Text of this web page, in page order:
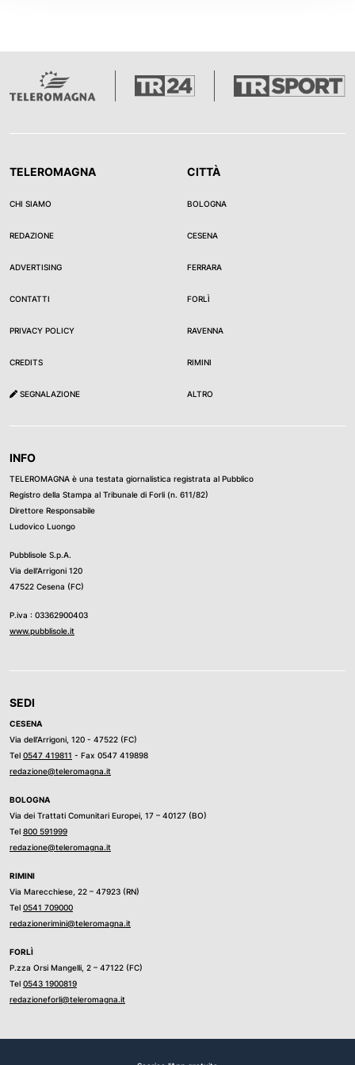
TELEROMAGNA
CHI SIAMO
REDAZIONE
ADVERTISING
CONTATTI
PRIVACY POLICY
CREDITS
SEGNALAZIONE
CITTÀ
BOLOGNA
CESENA
FERRARA
FORLÌ
RAVENNA
RIMINI
ALTRO
INFO
TELEROMAGNA è una testata giornalistica registrata al Pubblico
Registro della Stampa al Tribunale di Forli (n. 611/82)
Direttore Responsabile
Ludovico Luongo
Pubblisole S.p.A.
Via dell’Arrigoni 120
47522 Cesena (FC)
P.iva : 03362900403
www.pubblisole.it
SEDI
CESENA
Via dell’Arrigoni, 120 - 47522 (FC)
Tel 0547 419811 - Fax 0547 419898
redazione@teleromagna.it
BOLOGNA
Via dei Trattati Comunitari Europei, 17 – 40127 (BO)
Tel 800 591999
redazione@teleromagna.it
RIMINI
Via Marecchiese, 22 – 47923 (RN)
Tel 0541 709000
redazionerimini@teleromagna.it
FORLÌ
P.zza Orsi Mangelli, 2 – 47122 (FC)
Tel 0543 1900819
redazioneforli@teleromagna.it